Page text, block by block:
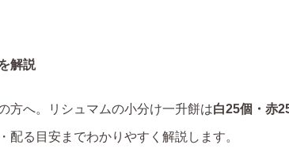
解説
方へ。リシュマムの小分け一升餅は白25個・赤
る目安までわかりやすく解説します。